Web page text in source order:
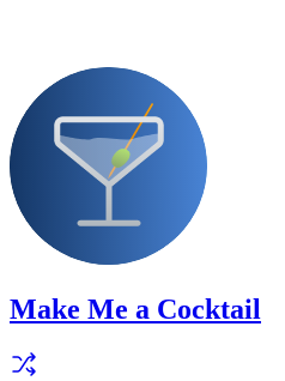
Make Me a Cocktail